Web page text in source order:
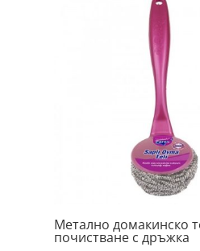
Метално домакинско
почистване с дръжка